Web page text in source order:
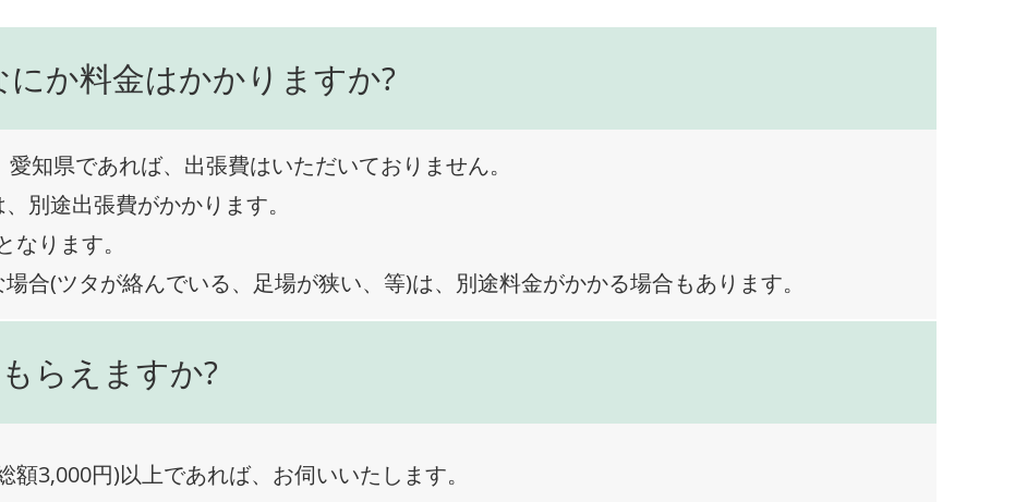
か料金はかかりますか?
知県であれば、出張費はいただいておりません。
別途出張費がかかります。
ります。
合(ツタが絡んでいる、足場が狭い、等)は、別途料金がかかる場合もあります。
らえますか?
額3,000円)以上であれば、お伺いいたします。